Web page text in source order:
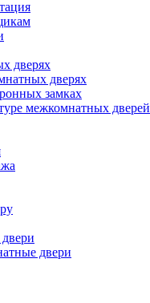
дверях
дверях
замках
межкомнатных дверей
двери